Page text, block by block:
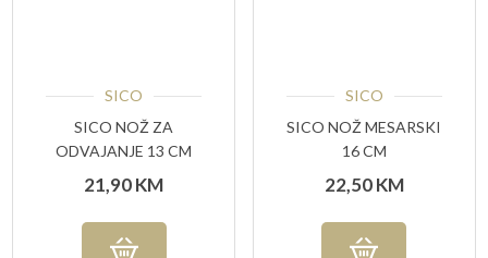
SICO
SICO NOŽ ZA
ODVAJANJE 13 CM
ZAKRIVLJENI
21,90KM
SICO
SICO NOŽ MESARSKI
16 CM
22,50KM